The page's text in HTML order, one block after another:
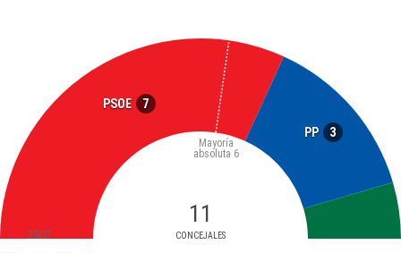
PSOE 7
PP 3
11
CONCEJALES
Mayoría
absoluta 6
2007